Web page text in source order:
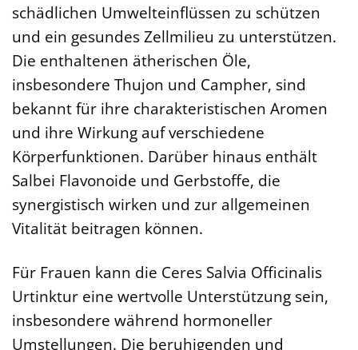
schädlichen Umwelteinflüssen zu schützen
und ein gesundes Zellmilieu zu unterstützen.
Die enthaltenen ätherischen Öle,
insbesondere Thujon und Campher, sind
bekannt für ihre charakteristischen Aromen
und ihre Wirkung auf verschiedene
Körperfunktionen. Darüber hinaus enthält
Salbei Flavonoide und Gerbstoffe, die
synergistisch wirken und zur allgemeinen
Vitalität beitragen können.
Für Frauen kann die Ceres Salvia Officinalis
Urtinktur eine wertvolle Unterstützung sein,
insbesondere während hormoneller
Umstellungen. Die beruhigenden und